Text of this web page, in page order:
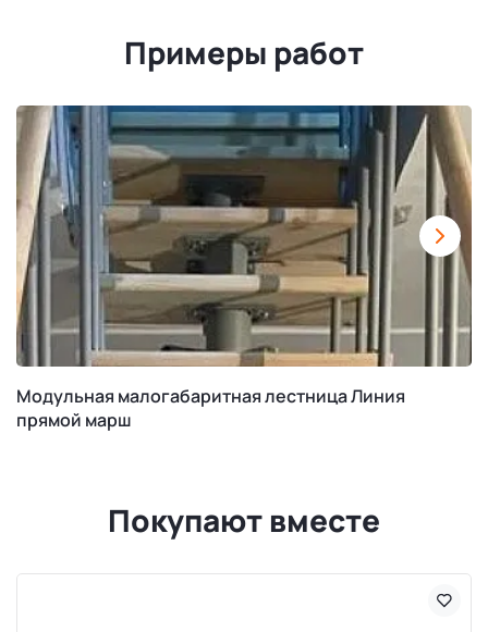
Примеры работ
Модульная малогабаритная лестница Линия
прямой марш
Покупают вместе